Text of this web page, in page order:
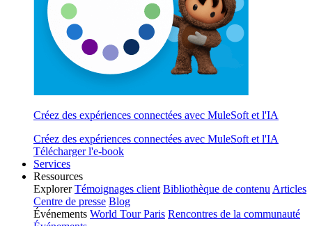
Créez des expériences connectées avec MuleSoft et l'IA
Créez des expériences connectées avec MuleSoft et l'IA
Télécharger l'e-book
Services
Ressources
Explorer Témoignages client Bibliothèque de contenu Articles
Centre de presse Blog
Événements World Tour Paris Rencontres de la communauté